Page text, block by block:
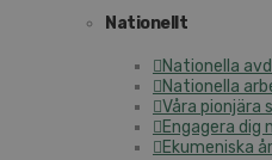
Nationellt
Nationella
Nationella
Våra pionjära
Engagera dig
Ekumeniska